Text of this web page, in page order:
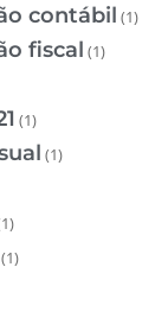
contábil (1)
fiscal (1)
(1)
(1)
(1)